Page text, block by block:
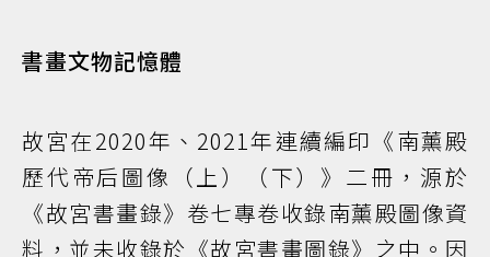
書畫文物記憶體
故宮在2020年、2021年連續編印《南薰殿
歷代帝后圖像（上）（下）》二冊，源於
《故宮書畫錄》卷七專卷收錄南薰殿圖像資
料，並未收錄於《故宮書畫圖錄》之中。因